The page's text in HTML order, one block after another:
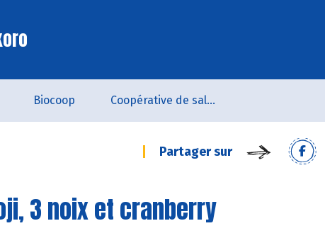
Biocoop Coopérative de salarié.es - SCOP
Partager sur
3 noix et cranberry